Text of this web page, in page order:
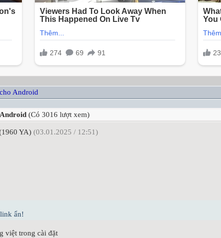
Android
(Có 3016 lượt xem)
YA) (03.01.2025 / 12:51)
ẩn!
việt trong cài đặt